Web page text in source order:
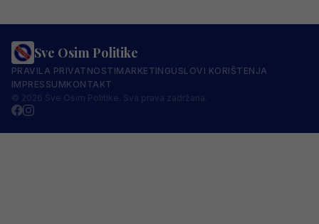
Sve Osim Politike
PRAVILA PRIVATNOSTIMARKETINGUSLOVI KORIŠTENJA
IMPRESSUMKONTAKT
© 2026 Sve Osim Politike. Sva prava zadržana.